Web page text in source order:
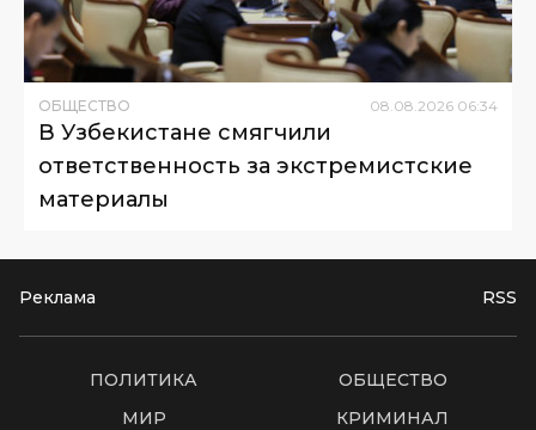
ОБЩЕСТВО 08 08 2026 06:34
В Узбекистане смягчили
ответственность за экстремистские
материалы
Реклама RSS
ПОЛИТИКА
ОБЩЕСТВО
МИР
КРИМИНАЛ